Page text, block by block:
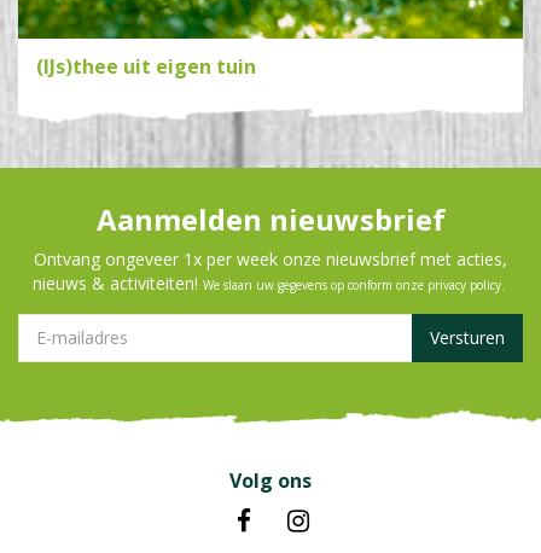
(IJs)thee uit eigen tuin
Aanmelden nieuwsbrief
Ontvang ongeveer 1x per week onze nieuwsbrief met acties,
nieuws & activiteiten! We slaan uw gegevens op conform onze privacy policy.
Volg ons